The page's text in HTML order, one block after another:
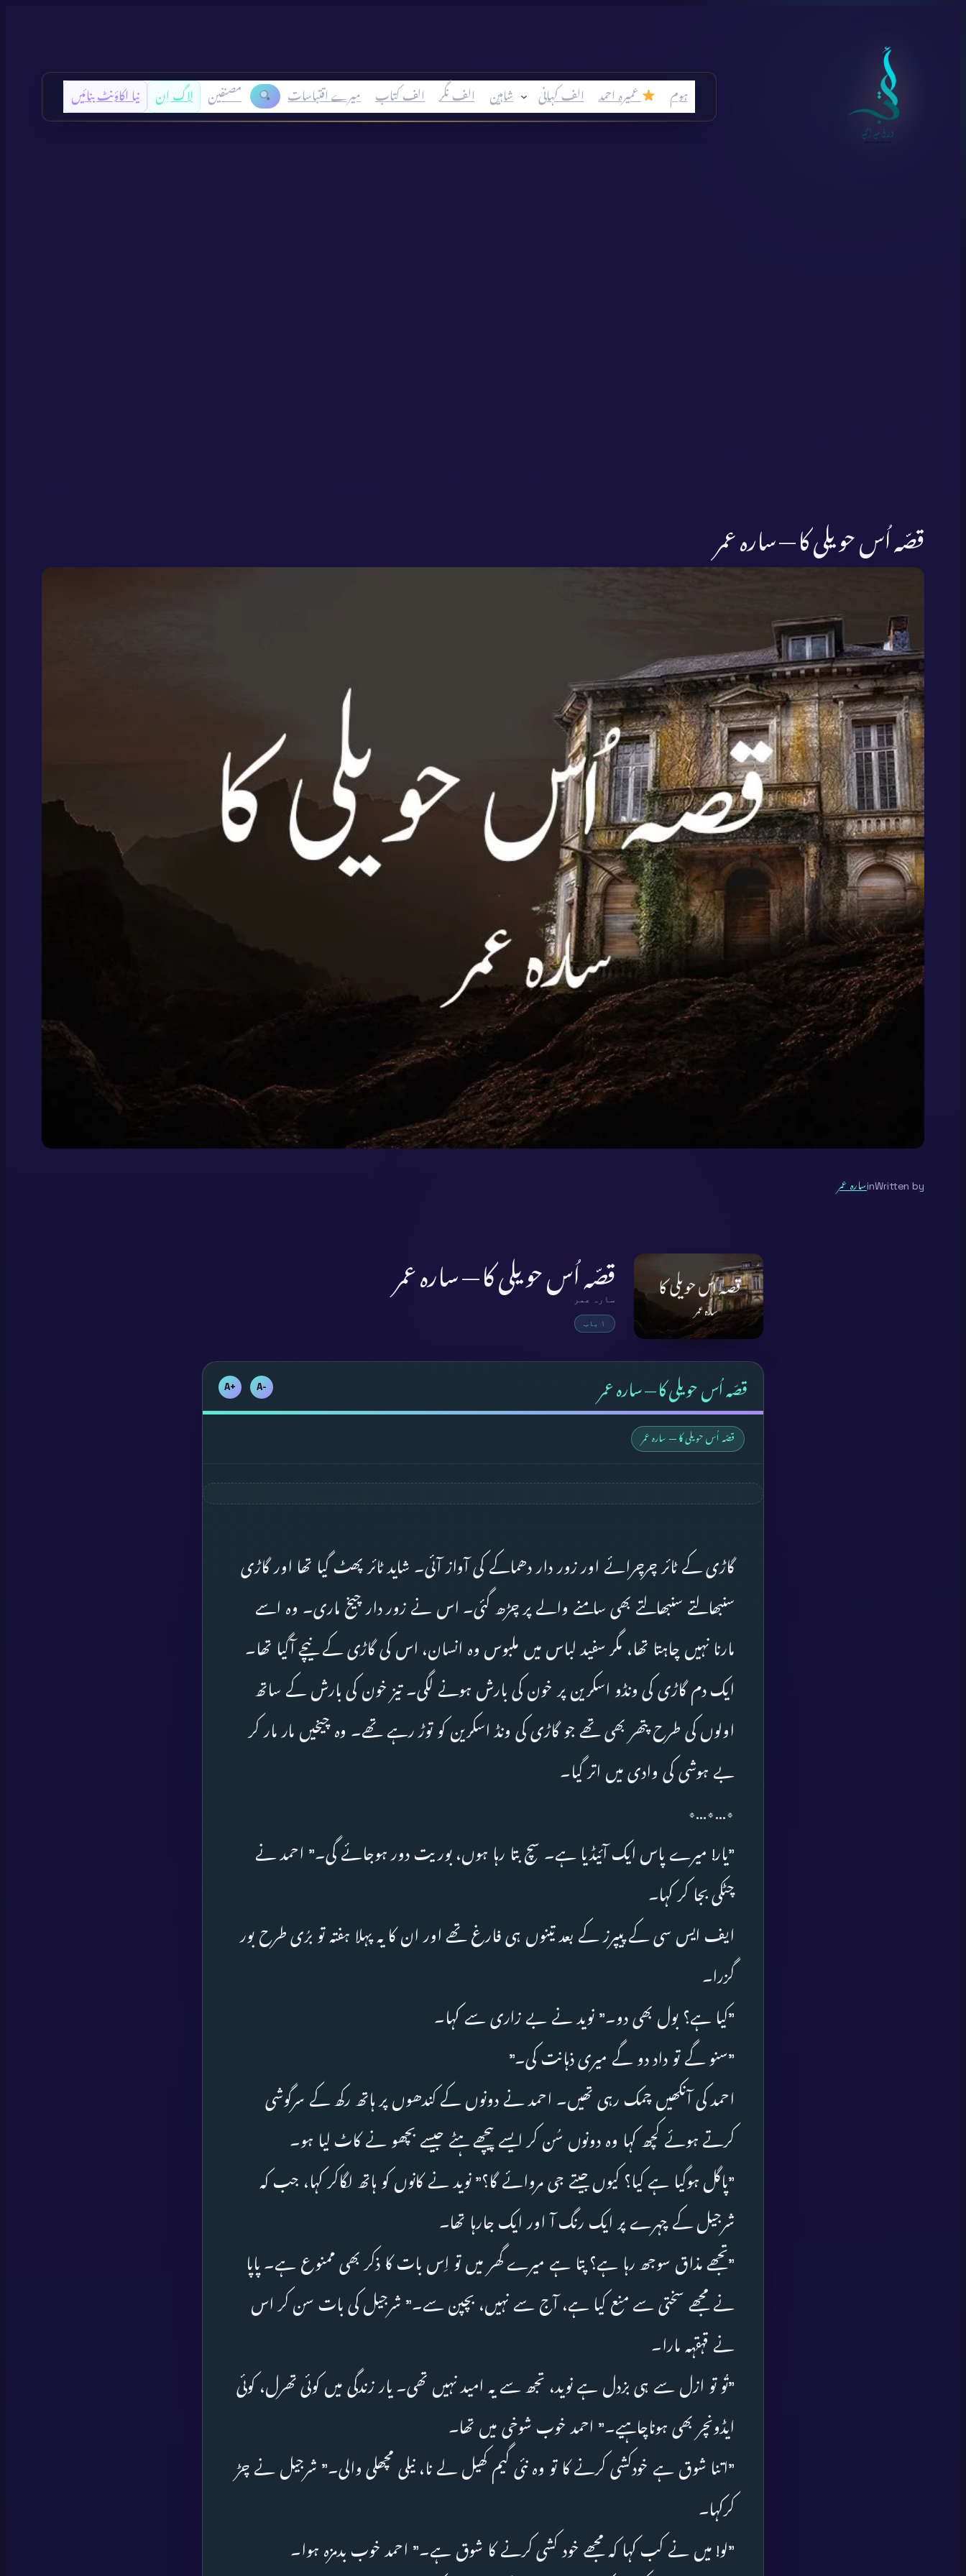
ہوم عمیرہ احمد الف کہانی شاہین الف نگر الف کتاب میرے اقتباسات مصنفین لاگ اِن نیا اکاؤنٹ بنائیں
قصّہ اُس حویلی کا — سارہ عمر
Written by
inسارہ عمر
قصّہ اُس حویلی کا — سارہ عمر
سارہ عمر
۱ باب
قصّہ اُس حویلی کا — سارہ عمر -A
+A
قصّہ اُس حویلی کا — سارہ عمر
گاڑی کے ٹائر چرچرائے اور زور دار دھماکے کی آواز آئی۔ شاید ٹائر پھٹ گیا تھا اور گاڑی
سنبھالتے سنبھالتے بھی سامنے والے پر چڑھ گئی۔ اس نے زور دار چیخ ماری۔ وہ اسے
مارنا نہیں چاہتا تھا، مگر سفید لباس میں ملبوس وہ انسان، اس کی گاڑی کے نیچے آگیا تھا۔
ایک دم گاڑی کی ونڈو اسکرین پر خون کی بارش ہونے لگی۔ تیز خون کی بارش کے ساتھ
اولوں کی طرح پتھر بھی تھے جو گاڑی کی ونڈ اسکرین کو توڑ رہے تھے۔ وہ چیخیں مار مار کر
بے ہوشی کی وادی میں اتر گیا۔
٭…٭…٭
”یار! میرے پاس ایک آئیڈیا ہے۔ سچ بتا رہا ہوں، بوریت دور ہوجائے گی۔” احمد نے
چٹکی بجا کر کہا۔
ایف ایس سی کے پیپرز کے بعد تینوں ہی فارغ تھے اور ان کا یہ پہلا ہفتہ تو برُی طرح بور
گزرا۔
”کیا ہے؟ بول بھی دو۔” نوید نے بے زاری سے کہا۔
”سنو گے تو داد دو گے میری ذہانت کی۔”
احمد کی آنکھیں چمک رہی تھیں۔ احمد نے دونوں کے کندھوں پر ہاتھ رکھ کے سرگوشی
کرتے ہوئے کچھ کہا وہ دونوں سُن کر ایسے پیچھے ہٹے جیسے بچھو نے کاٹ لیا ہو۔
”پاگل ہوگیا ہے کیا؟ کیوں جیتے جی مروائے گا؟” نوید نے کانوں کو ہاتھ لگاکر کہا، جب کہ
شرجیل کے چہرے پر ایک رنگ آ اور ایک جارہا تھا۔
”تجھے مذاق سوجھ رہا ہے؟ پتا ہے میرے گھر میں تو اِس بات کا ذکر بھی ممنوع ہے۔ پاپا
نے مجھے سختی سے منع کیا ہے، آج سے نہیں، بچپن سے۔” شرجیل کی بات سن کر اس
نے قہقہہ مارا۔
”تُو تو ازل سے ہی بزدل ہے نوید، تجھ سے یہ امید نہیں تھی۔ یار زندگی میں کوئی تھرل، کوئی
ایڈونچر بھی ہوناچاہیے۔” احمد خوب شوخی میں تھا۔
”اتنا شوق ہے خودکشی کرنے کا تو وہ نئی گیم کھیل لے نا، نیلی مچھلی والی۔” شرجیل نے چڑ
کرکہا۔
”لو! میں نے کب کہا کہ مجھے خود کشی کرنے کا شوق ہے۔” احمد خوب بدمزہ ہوا۔